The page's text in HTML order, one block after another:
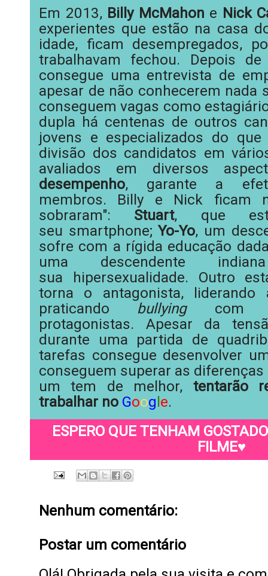
Em 2013, Billy McMahon e Nick
experientes que estão na casa
idade, ficam desempregados,
trabalhavam fechou. Depois
consegue uma entrevista de
apesar de não conhecerem nada
conseguem vagas como
dupla há centenas de outros
jovens e especializados do
divisão dos candidatos em
avaliados em diversos
desempenho, garante a
membros. Billy e Nick ficam
sobraram": Stuart, que
seu smartphone;Yo-Yo, um
sofre com a rígida educação
uma descendente
indiana
sua
hipersexualidade. Outro
torna o antagonista,
praticando
bullying
com
protagonistas. Apesar da
durante uma partida de
tarefas consegue desenvolver
conseguem superar as
um tem de melhor, tentarão
trabalhar no Google.
ESPERO QUE TENHAM
FILME♥
Nenhum comentário:
Postar um comentário